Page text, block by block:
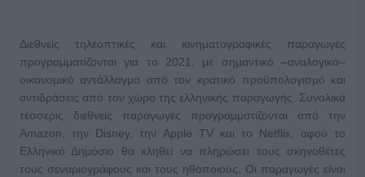
Διεθνείς τηλεοπτικές και κινηματογραφικές παραγωγές
προγραμματίζονται για το 2021, με σημαντικό –αναλογικά–
οικονομικό αντάλλαγμα από τον κρατικό προϋπολογισμό και
αντιδράσεις από τον χώρο της ελληνικής παραγωγής. Συνολικά
τέσσερις διεθνείς παραγωγές προγραμματίζονται από την
Amazon, την Disney, την Apple TV και το Netflix, αφού το
Ελληνικό Δημόσιο θα κληθεί να πληρώσει τους σκηνοθέτες
τους σεναριογράφους και τους ηθοποιούς. Οι παραγωγές είναι